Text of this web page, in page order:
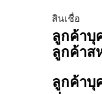
สินเชื่อ
ลูกค้าบุ
ลูกค้าส
ลูกค้าบุ